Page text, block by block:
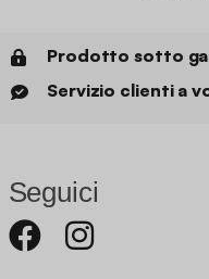
Prodotto sotto
Servizio clienti a
Seguici